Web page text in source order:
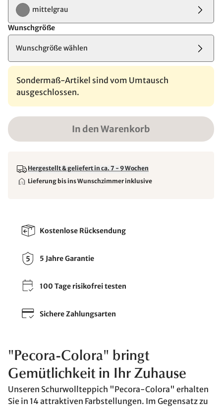
mittelgrau
Wunschgröße
Wunschgröße wählen
Sondermaß-Artikel sind vom Umtausch
ausgeschlossen.
In den Warenkorb
Hergestellt & geliefert in ca. 7 - 9 Wochen
Lieferung bis ins Wunschzimmer inklusive
Kostenlose Rücksendung
5 Jahre Garantie
100 Tage risikofrei testen
Sichere Zahlungsarten
"Pecora-Colora" bringt
Gemütlichkeit in Ihr Zuhause
Unseren Schurwollteppich "Pecora-Colora" erhalten
Sie in 14 attraktiven Farbstellungen. Im Gegensatz zu